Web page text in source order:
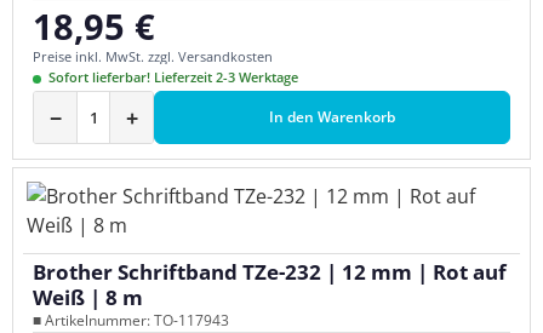
Regulärer Preis:
18,95 €
Preise inkl. MwSt. zzgl. Versandkosten
Sofort lieferbar! Lieferzeit 2-3 Werktage
− + In den Warenkorb
Brother Schriftband TZe-232 | 12 mm | Rot auf
Weiß | 8 m
■ Artikelnummer: TO-117943